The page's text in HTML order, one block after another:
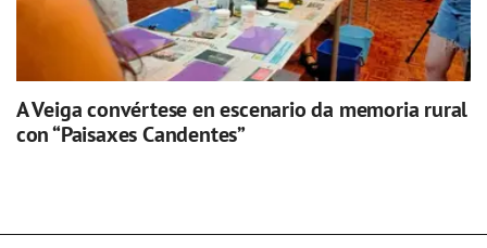
A Veiga convértese en escenario da memoria rural
con “Paisaxes Candentes”